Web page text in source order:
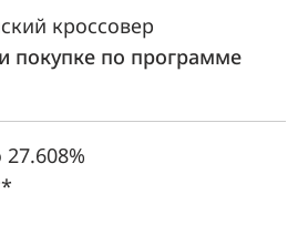
кроссовер
покупке по программе